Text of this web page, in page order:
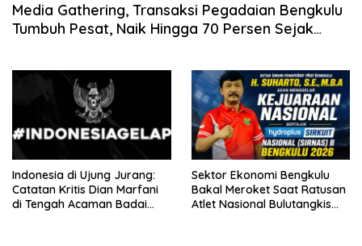
Media Gathering, Transaksi Pegadaian Bengkulu
Tumbuh Pesat, Naik Hingga 70 Persen Sejak
Indonesia di Ujung Jurang:
Catatan Kritis Dian Marfani
di Tengah Acaman Badai
Sektor Ekonomi Bengkulu
Bakal Meroket Saat Ratusan
Atlet Nasional Bulutangkis